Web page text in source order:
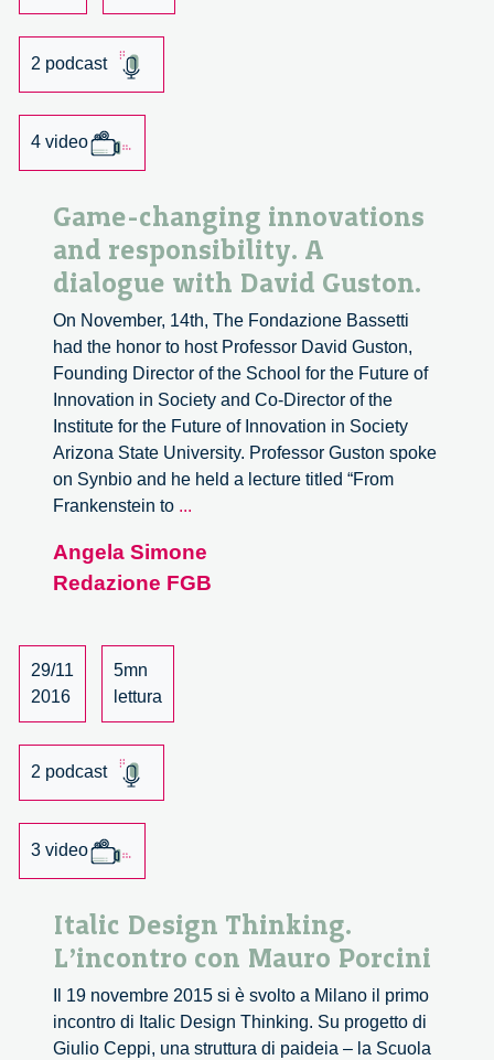
2 podcast
4 video
Game-changing innovations
and responsibility. A
dialogue with David Guston.
On November, 14th, The Fondazione Bassetti
had the honor to host Professor David Guston,
Founding Director of the School for the Future of
Innovation in Society and Co-Director of the
Institute for the Future of Innovation in Society
Arizona State University. Professor Guston spoke
on Synbio and he held a lecture titled “From
Frankenstein to ...
innovations
and
Angela Simone
Redazione FGB
29/11
2016
5mn
lettura
2 podcast
3 video
Italic Design Thinking.
L’incontro con Mauro Porcini
Il 19 novembre 2015 si è svolto a Milano il primo
incontro di Italic Design Thinking. Su progetto di
Giulio Ceppi, una struttura di paideia – la Scuola